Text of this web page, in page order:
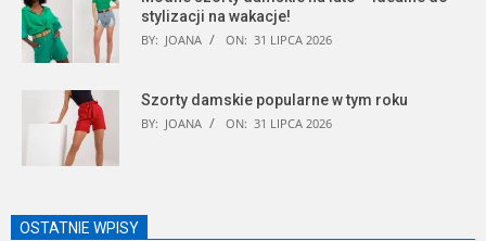
stylizacji na wakacje!
BY: JOANA ON: 31 LIPCA 2026
Szorty damskie popularne w tym roku
BY: JOANA ON: 31 LIPCA 2026
OSTATNIE WPISY